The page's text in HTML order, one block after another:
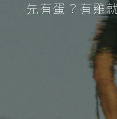
先有蛋？有雞